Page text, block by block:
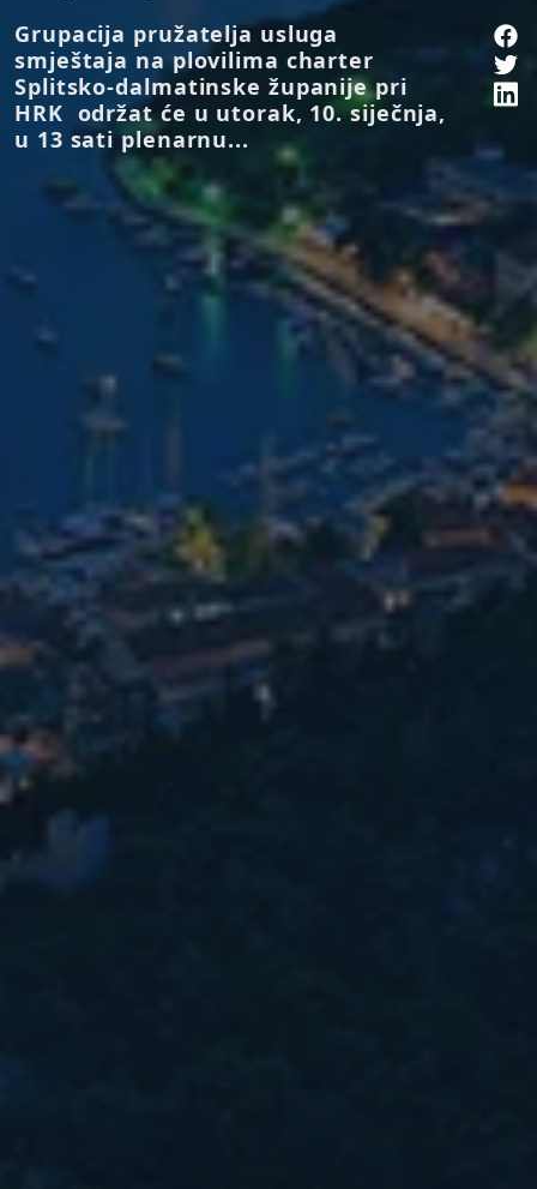
Grupacija pružatelja usluga
smještaja na plovilima charter
Splitsko-dalmatinske županije pri
HRK održat će u utorak, 10. siječnja,
u 13 sati plenarnu...